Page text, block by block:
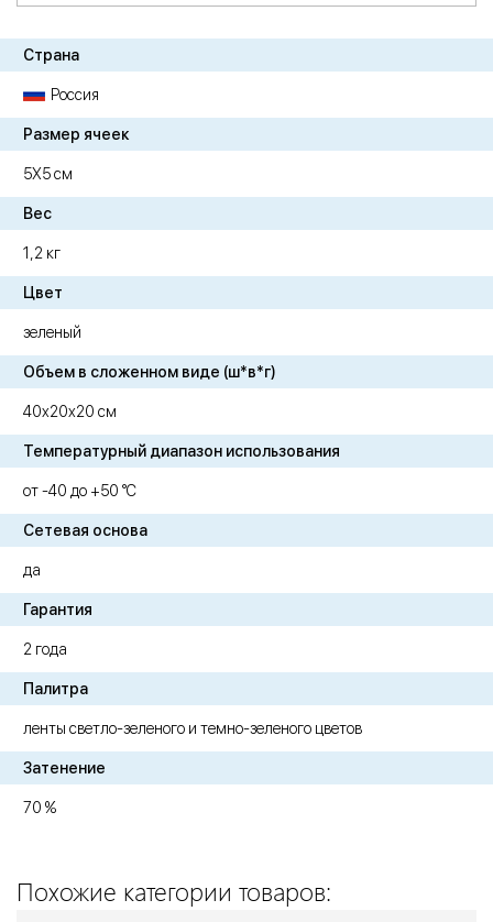
Страна
Россия
Размер ячеек
5Х5 см
Вес
1,2 кг
Цвет
зеленый
Объем в сложенном виде (ш*в*г)
40х20х20 см
Температурный диапазон использования
от -40 до +50 °C
Сетевая основа
да
Гарантия
2 года
Палитра
ленты светло-зеленого и темно-зеленого цветов
Затенение
70 %
Похожие категории товаров: